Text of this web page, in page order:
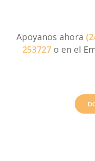
Apoyanos ahora
253727o en el